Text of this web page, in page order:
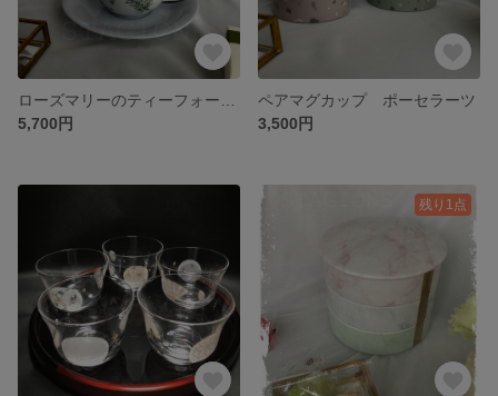
5,700円
ペアマグカップ ポーセラーツ
3,500円
残り1点